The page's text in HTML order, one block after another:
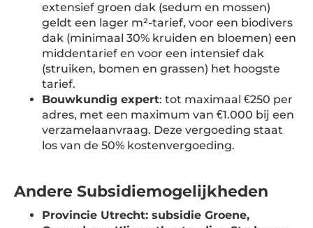
extensief groen dak (sedum en mossen)
geldt een lager m²-tarief, voor een biodivers
dak (minimaal 30% kruiden en bloemen) een
middentarief en voor een intensief dak
(struiken, bomen en grassen) het hoogste
tarief.
Bouwkundig expert: tot maximaal €250 per
adres, met een maximum van €1.000 bij een
verzamelaanvraag. Deze vergoeding staat
los van de 50% kostenvergoeding.
Andere Subsidiemogelijkheden
Provincie Utrecht: subsidie Groene,